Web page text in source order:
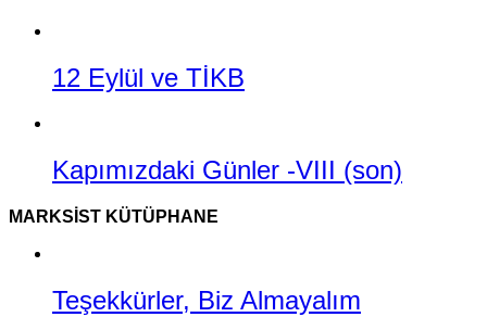
12 Eylül ve TİKB
Kapımızdaki Günler -VIII (son)
MARKSIST KÜTÜPHANE
Teşekkürler, Biz Almayalım